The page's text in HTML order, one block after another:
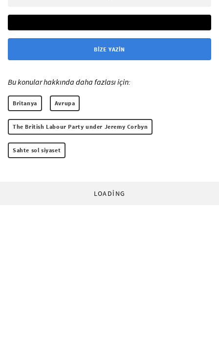
BIZE YAZIN
Bu konular hakkında daha fazlası için:
Britanya Avrupa
The British Labour Party under Jeremy Corbyn
Sahte sol siyaset
LOADING